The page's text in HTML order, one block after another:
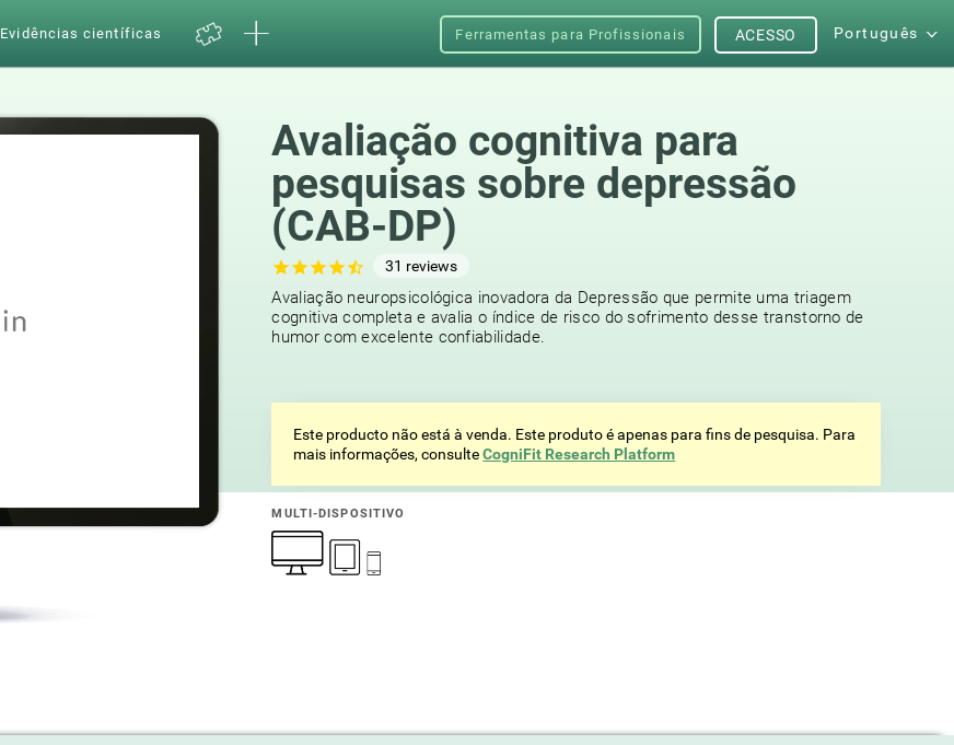
Evidências científicas Ferramentas para Profissionais Português
ACESSO
Avaliação cognitiva para
pesquisas sobre depressão
(CAB-DP)
31 reviews
Avaliação neuropsicológica inovadora da Depressão que permite uma triagem
cognitiva completa e avalia o índice de risco do sofrimento desse transtorno de
humor com excelente confiabilidade.
Este producto não está à venda. Este produto é apenas para fins de pesquisa. Para
mais informações, consulteCogniFit Research Platform
MULTI-DISPOSITIVO